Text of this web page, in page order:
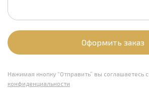
Оформить заказ
Нажимая кнопку “Отправить” вы соглашаетесь с
конфиденциальности